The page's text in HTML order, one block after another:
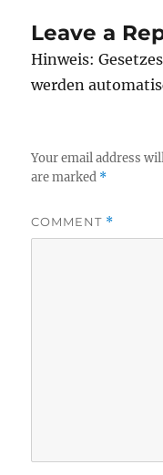
Leave a
Hinweis:
werden
Your email address
are marked *
COMMENT *